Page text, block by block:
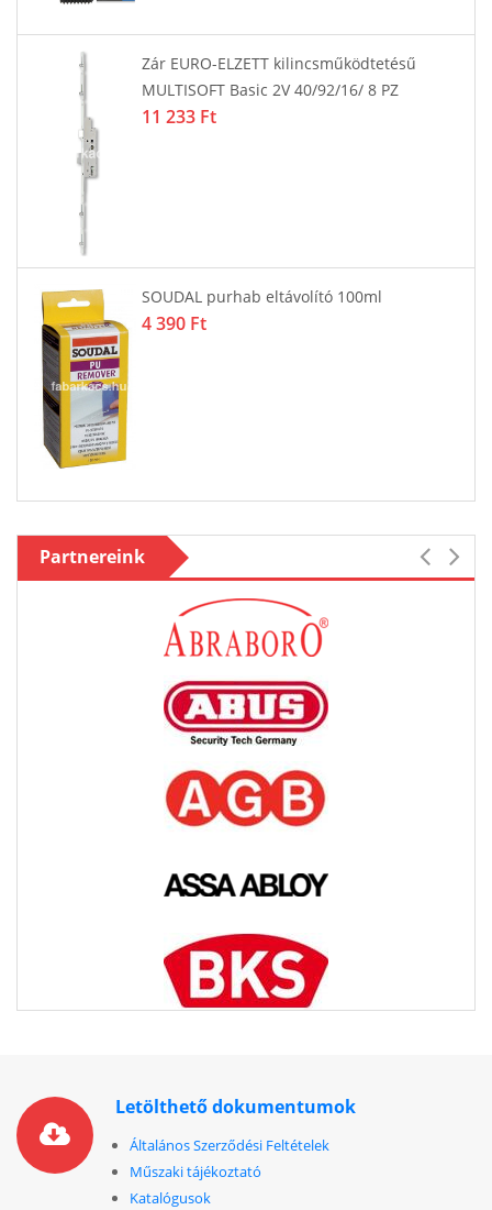
Zár EURO-ELZETT kilincsműködtetésű
MULTISOFT Basic 2V 40/92/16/ 8 PZ
11 233 Ft
SOUDAL purhab eltávolító 100ml
4 390 Ft
Partnereink
Letölthető dokumentumok
Általános Szerződési Feltételek
Műszaki tájékoztató
Katalógusok